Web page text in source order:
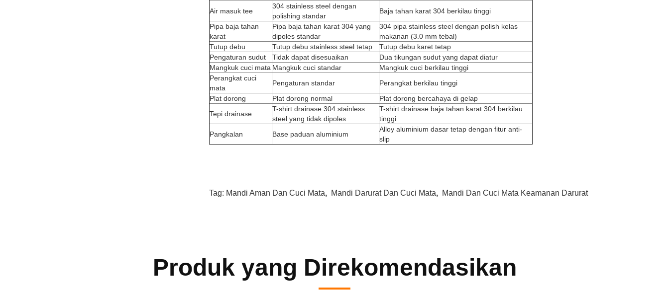
Air masuk tee
304 stainless steel dengan
polishing standar
Baja tahan karat 304 berkilau tinggi
Pipa baja tahan
karat
Pipa baja tahan karat 304 yang
dipoles standar
304 pipa stainless steel dengan polish kelas
makanan (3.0 mm tebal)
Tutup debu
Tutup debu stainless steel tetap
Tutup debu karet tetap
Pengaturan sudut
Tidak dapat disesuaikan
Dua tikungan sudut yang dapat diatur
Mangkuk cuci mata Mangkuk cuci standar
Mangkuk cuci berkilau tinggi
Perangkat cuci
mata
Pengaturan standar
Perangkat berkilau tinggi
Plat dorong
Plat dorong normal
Plat dorong bercahaya di gelap
Tepi drainase
T-shirt drainase 304 stainless
steel yang tidak dipoles
T-shirt drainase baja tahan karat 304 berkilau
tinggi
Pangkalan
Base paduan aluminium
Alloy aluminium dasar tetap dengan fitur anti-
slip
Tag: Mandi Aman Dan Cuci Mata, Mandi Darurat Dan Cuci Mata, Mandi Dan Cuci Mata Keamanan Darurat
Produk yang Direkomendasikan